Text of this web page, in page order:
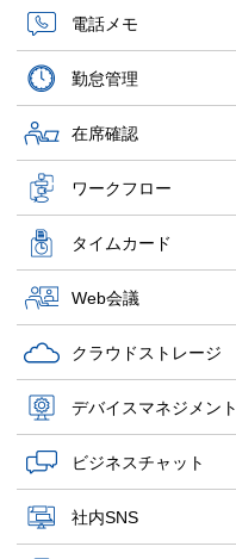
電話メモ
勤怠管理
在席確認
ワークフロー
タイムカード
Web会議
クラウドストレージ
デバイスマネジメント
ビジネスチャット
社内SNS